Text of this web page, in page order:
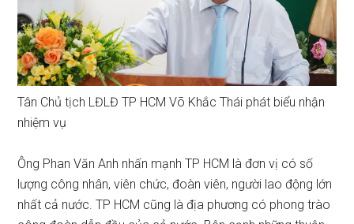
Tân Chủ tịch LĐLĐ TP HCM Võ Khắc Thái phát biểu nhận
nhiệm vụ
Ông Phan Văn Anh nhấn mạnh TP HCM là đơn vị có số
lượng công nhân, viên chức, đoàn viên, người lao động lớn
nhất cả nước. TP HCM cũng là địa phương có phong trào